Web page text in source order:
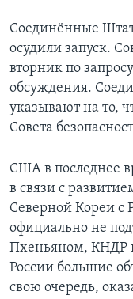
Соединённые
осудили запуск.
вторник по
обсуждения.
указывают на то,
Совета
США в последнее
в связи с
Северной Кореи с
официально не
Пхеньяном, КНДР в
России большие
свою очередь,